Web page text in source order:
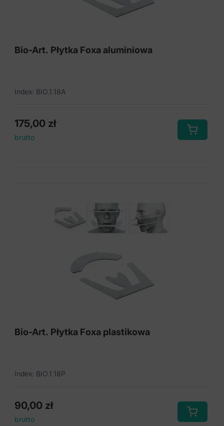
Bio-Art. Płytka Foxa aluminiowa
Index: BIO.1.18A
175,00 zł
brutto
Bio-Art. Płytka Foxa plastikowa
Index: BIO.1.18P
90,00 zł
brutto